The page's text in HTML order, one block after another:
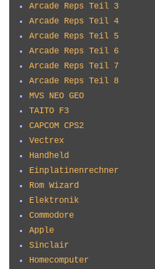
Arcade Reps Teil 3
Arcade Reps Teil 4
Arcade Reps Teil 5
Arcade Reps Teil 6
Arcade Reps Teil 7
Arcade Reps Teil 8
MVS NEO GEO
TAITO F3
CAPCOM CPS2
Vectrex
Handheld
Einplatinenrechner
Rom Wizard
Elektronik
Commodore
Apple
Sinclair
Homecomputer